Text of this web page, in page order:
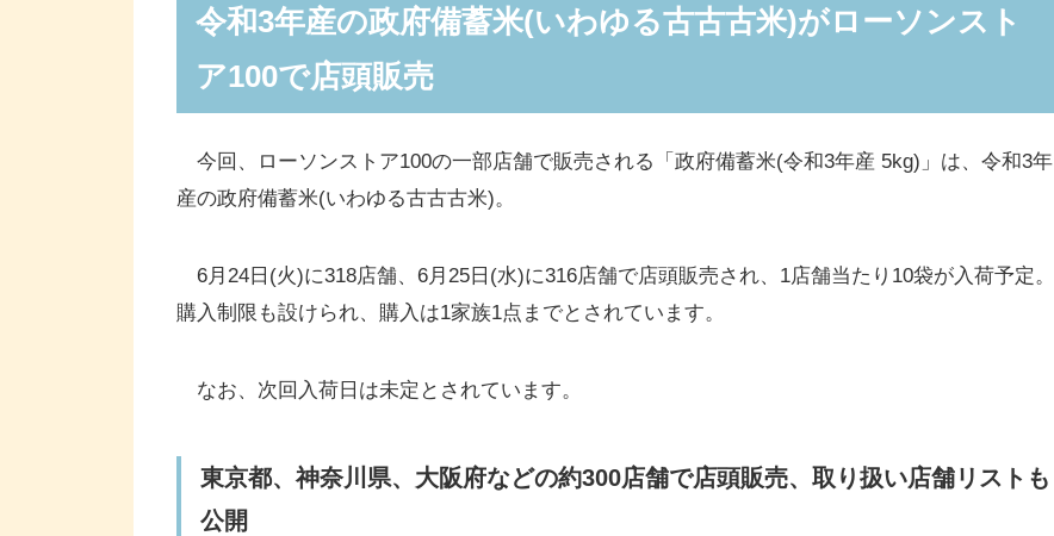
令和3年産の政府備蓄米(いわゆる古古古米)がローソンスト
ア100で店頭販売
今回、ローソンストア100の一部店舗で販売される「政府備蓄米(令和3年産 5kg)」は、令和3年
産の政府備蓄米(いわゆる古古古米)。
6月24日(火)に318店舗、6月25日(水)に316店舗で店頭販売され、1店舗当たり10袋が入荷予定。
購入制限も設けられ、購入は1家族1点までとされています。
なお、次回入荷日は未定とされています。
東京都、神奈川県、大阪府などの約300店舗で店頭販売、取り扱い店舗リストも
公開